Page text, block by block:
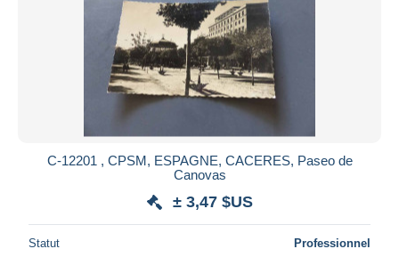
C-12201 , CPSM, ESPAGNE, CACERES, Paseo de
Canovas
± 3,47 $US
Statut Professionnel